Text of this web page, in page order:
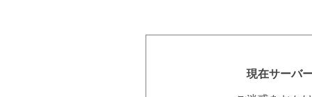
現在サーバ